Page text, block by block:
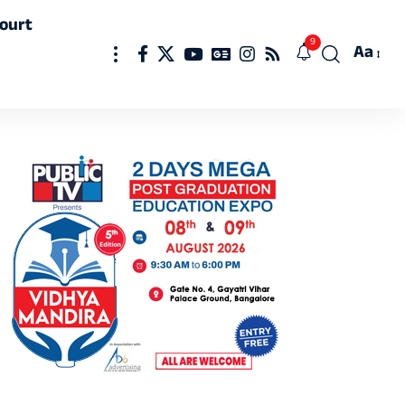
9
Font
Aa